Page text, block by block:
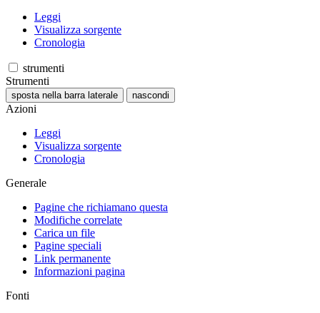
Leggi
Visualizza sorgente
Cronologia
strumenti
Strumenti
sposta nella barra laterale nascondi
Azioni
Leggi
Visualizza sorgente
Cronologia
Generale
Pagine che richiamano questa
Modifiche correlate
Carica un file
Pagine speciali
Link permanente
Informazioni pagina
Fonti